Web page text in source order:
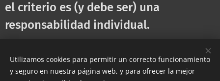
el criterio es (y debe ser) una
responsabilidad individual.
Share
Utilizamos cookies para permitir un correcto funcionamiento
y seguro en nuestra página web, y para ofrecer la mejor